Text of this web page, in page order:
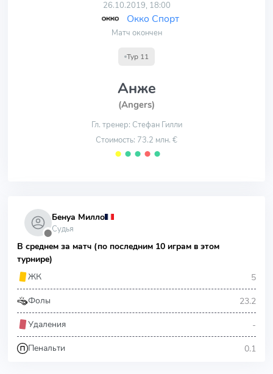
26.10.2019, 18:00
Окко Спорт
Матч окончен
Тур 11
Анже
(Angers)
Гл. тренер: Стефан Гилли
Стоимость: 73.2 млн. €
⬤ ⬤ ⬤ ⬤ ⬤
⬤
Бенуа Милло
Судья
В среднем за матч (по последним 10 играм в этом
турнире)
ЖК
5
Фолы 23.2
Удаления -
Пенальти 0.1